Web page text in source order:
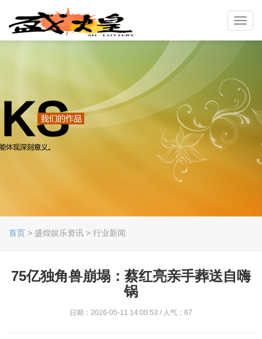
首页 > 盛煌娱乐资讯 > 行业新闻
75亿独角兽崩塌：蔡红亮亲手葬送自嗨
锅
日期：2026-05-11 14:00:53 / 人气：67